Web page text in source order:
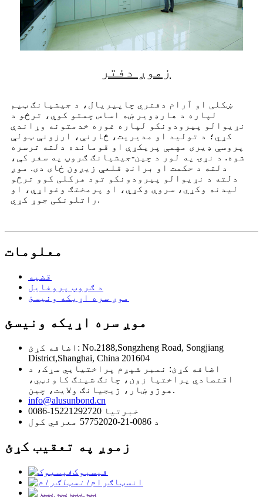
زموږ دفتر
ښکلی او آرام دفتري چاپیریال، د جیشیانګ ټیم
لپاره د هارډویر ښه اساس چمتو کوي، ترڅو د
نړیوالو پیرودونکو لپاره غوره خدمتونه وړاندې
کړي؛ د تولید او مدیریت، څارنې، ارزونې ټولې
پروسې ډیری مهمې پریکړې او قومانده دلته ترسره
شوه. د نړۍ په لور د چین-جیشیانګ ګروپ په سفر کې،
دلته د حکمت او برانډ قلعې زیږون ځای دی. موږ
دلته د نړیوالو پیرودونکو تود هرکلی کوو ترڅو
لیدنه وکړي، سروې وکړي، او پرمختګ وغواړي، او
راتلونکی جوړ کړي.
معلومات
قضیه
د ګروپ پروفایل
موږ سره اړیکه ونیسئ
موږ سره اړیکه ونیسئ
اضافه کړئ: No.2188,Songzheng Road, Songjiang
District,Shanghai, China 201604
اضافه کړئ: نمبر شپږم پراختیایي سړک، د
اقتصادي پراختیا زون، چانګ شینګ کاونټي،
هوژو ښار، ژیجیانګ ولایت، چین.
info@alusunbond.cn
0086-15221292720 خبرتیا
د 0086-21-57752020 معرفي کول
زموږ په تعقیب کړئ
فیسبوک
انسټاګرام
ټویټر